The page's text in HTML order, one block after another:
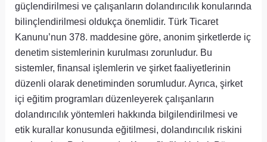
güçlendirilmesi ve çalışanların dolandırıcılık konularında
bilinçlendirilmesi oldukça önemlidir. Türk Ticaret
Kanunu’nun 378. maddesine göre, anonim şirketlerde iç
denetim sistemlerinin kurulması zorunludur. Bu
sistemler, finansal işlemlerin ve şirket faaliyetlerinin
düzenli olarak denetiminden sorumludur. Ayrıca, şirket
içi eğitim programları düzenleyerek çalışanların
dolandırıcılık yöntemleri hakkında bilgilendirilmesi ve
etik kurallar konusunda eğitilmesi, dolandırıcılık riskini